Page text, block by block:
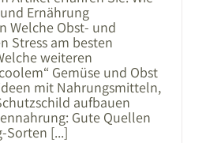
Ernährung
Welche Obst- und
Stress am besten
weiteren
Gemüse und Obst
mit Nahrungsmitteln,
aufbauen
Gute Quellen
Sorten [...]